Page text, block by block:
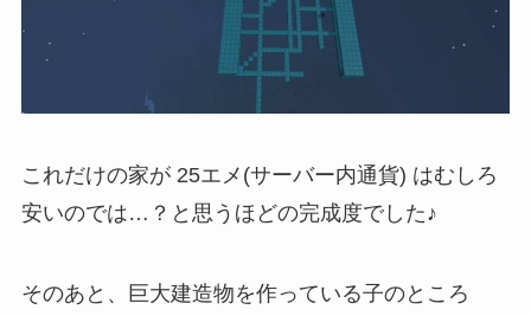
これだけの家が 25エメ(サーバー内通貨) はむしろ
安いのでは…？と思うほどの完成度でした♪
そのあと、巨大建造物を作っている子のところ